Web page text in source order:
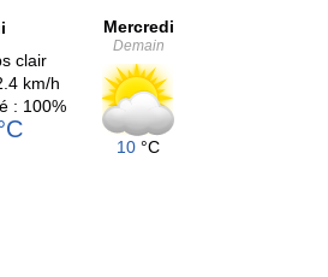
clair
km/h
: 100%
Mercredi
Demain
10 °C